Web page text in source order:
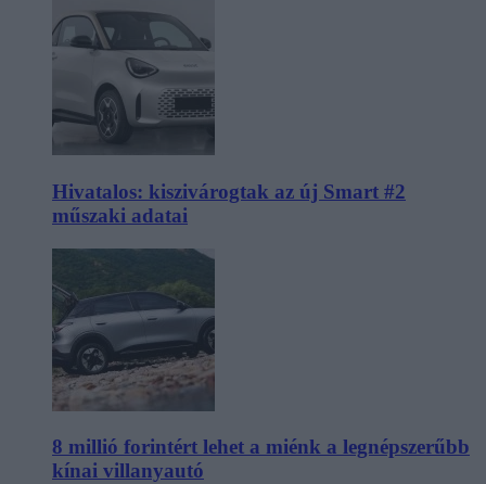
Hivatalos: kiszivárogtak az új Smart #2
műszaki adatai
8 millió forintért lehet a miénk a legnépszerűbb
kínai villanyautó